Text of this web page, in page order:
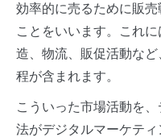
効率的に売るために販
ことをいいます。これ
造、物流、販促活動な
程が含まれます。
こういった市場活動を
法がデジタルマーケテ